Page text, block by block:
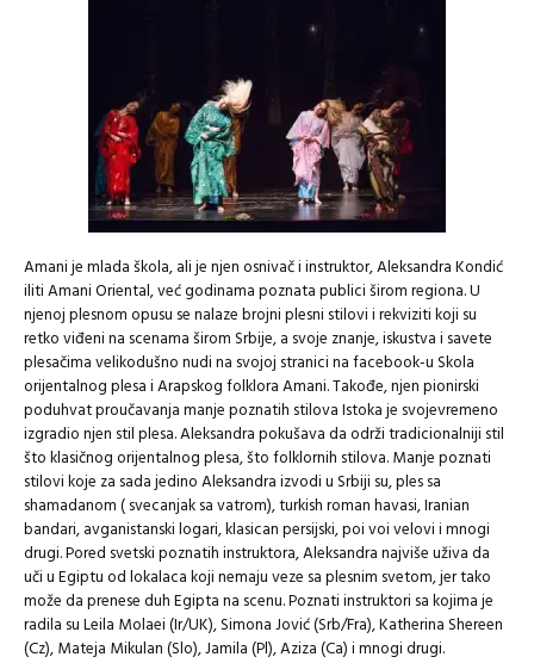
Amani je mlada škola, ali je njen osnivač i instruktor, Aleksandra Kondić
iliti Amani Oriental, već godinama poznata publici širom regiona. U
njenoj plesnom opusu se nalaze brojni plesni stilovi i rekviziti koji su
retko viđeni na scenama širom Srbije, a svoje znanje, iskustva i savete
plesačima velikodušno nudi na svojoj stranici na facebook-u Skola
orijentalnog plesa i Arapskog folklora Amani. Takođe, njen pionirski
poduhvat proučavanja manje poznatih stilova Istoka je svojevremeno
izgradio njen stil plesa. Aleksandra pokušava da održi tradicionalniji stil
što klasičnog orijentalnog plesa, što folklornih stilova. Manje poznati
stilovi koje za sada jedino Aleksandra izvodi u Srbiji su, ples sa
shamadanom ( svecanjak sa vatrom), turkish roman havasi, Iranian
bandari, avganistanski logari, klasican persijski, poi voi velovi i mnogi
drugi. Pored svetski poznatih instruktora, Aleksandra najviše uživa da
uči u Egiptu od lokalaca koji nemaju veze sa plesnim svetom, jer tako
može da prenese duh Egipta na scenu. Poznati instruktori sa kojima je
radila su Leila Molaei (Ir/UK), Simona Jović (Srb/Fra), Katherina Shereen
(Cz), Mateja Mikulan (Slo), Jamila (Pl), Aziza (Ca) i mnogi drugi.